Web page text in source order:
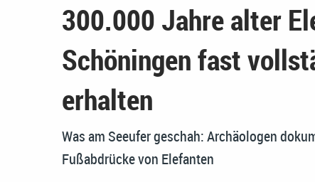
300.000 Jahre alter
Schöningen fast
erhalten
Was am Seeufer geschah: Archäologen
Fußabdrücke von Elefanten